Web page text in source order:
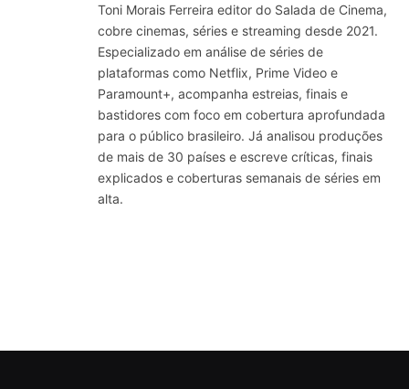
Toni Morais Ferreira editor do Salada de Cinema,
cobre cinemas, séries e streaming desde 2021.
Especializado em análise de séries de
plataformas como Netflix, Prime Video e
Paramount+, acompanha estreias, finais e
bastidores com foco em cobertura aprofundada
para o público brasileiro. Já analisou produções
de mais de 30 países e escreve críticas, finais
explicados e coberturas semanais de séries em
alta.